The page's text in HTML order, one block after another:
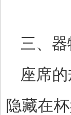
三、
座席
隐藏在